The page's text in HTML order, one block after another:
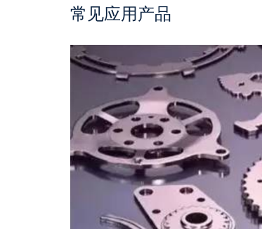
常见应用产品